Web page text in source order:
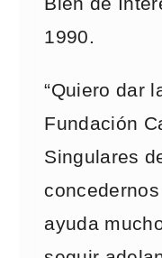
1990.
“Quiero dar
Fundación
Singulares
ayuda